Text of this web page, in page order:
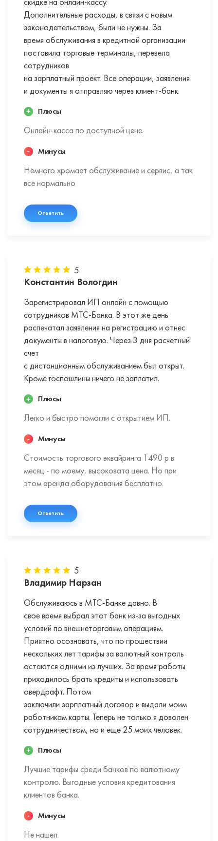
скидке на онлайн-кассу.
Дополнительные расходы, в связи с новым
законодательством, были не нужны. За
время обслуживания в кредитной организации
поставила торговые терминалы, перевела
сотрудников
на зарплатный проект. Все операции, заявления
и документы я отправляю через клиент-банк.
Плюсы
Онлайн-касса по доступной цене.
Минусы
Немного хромает обслуживание и сервис, а так
все нормально
Ответить
5
Константин Вологдин
Зарегистрировал ИП онлайн с помощью
сотрудников МТС-Банка. В этот же день
распечатал заявления на регистрацию и отнес
документы в налоговую. Через 3 дня расчетный
счет
с дистанционным обслуживанием был открыт.
Кроме госпошлины ничего не заплатил.
Плюсы
Легко и быстро помогли с открытием ИП.
Минусы
Стоимость торгового эквайринга 1490 р в
месяц - по моему, высоковата цена. Но при
этом аренда оборудования бесплатно.
Ответить
5
Владимир Нарзан
Обслуживаюсь в МТС-Банке давно. В
свое время выбрал этот банк из-за выгодных
условий по внешнеторговым операциям.
Приятно осознавать, что по прошествии
нескольких лет тарифы за валютный контроль
остаются одними из лучших. За время работы
приходилось брать кредиты и использовать
овердрафт. Потом
заключили зарплатный договор и выдали моим
работникам карты. Теперь не только я доволен
сотрудничеством, но и еще 25 моих человек.
Плюсы
Лучшие тарифы среди банков по валютному
контролю. Выгодные условия кредитования
клиентов банка.
Минусы
Не нашел.